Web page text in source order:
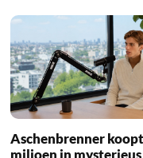
Aschenbrenner
miljoen in